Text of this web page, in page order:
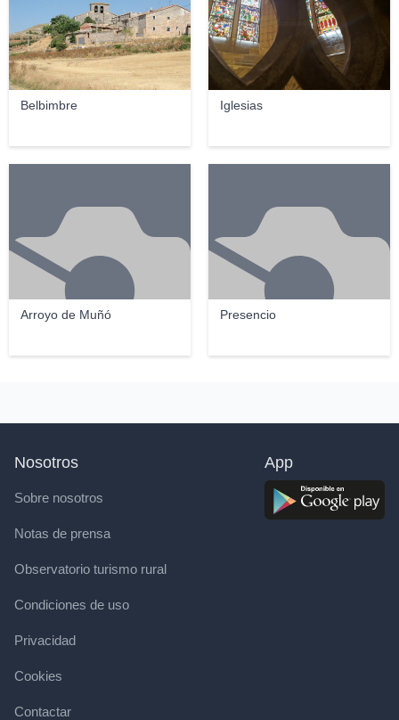
Belbimbre Iglesias
Arroyo de Muñó Presencio
Nosotros
Sobre nosotros
Notas de prensa
Observatorio turismo rural
Condiciones de uso
Privacidad
Cookies
Contactar
App